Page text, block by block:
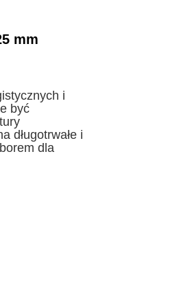
mm
i
być
długotrwałe i
dla